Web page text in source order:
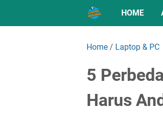
HOME
Home / Laptop & PC
5
Harus